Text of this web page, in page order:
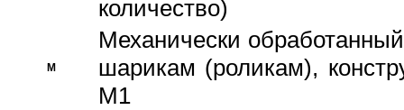
количество)
M
Механически
шарикам (роликам),
M1